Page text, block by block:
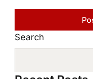
Search